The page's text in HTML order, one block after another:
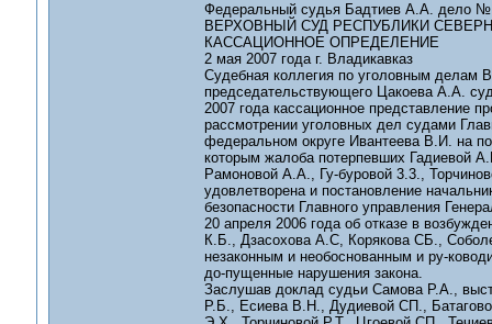
Федеральный судья Бадтиев А.А. дело №
ВЕРХОВНЫЙ СУД РЕСПУБЛИКИ
КАССАЦИОННОЕ ОПРЕДЕЛЕНИЕ
2 мая 2007 года г. Владикавказ
Судебная коллегия по уголовным делам
председательствующего Цакоева А.А.
2007 года кассационное представление
рассмотрении уголовных дел судами
федеральном округе Ивантеева В.И. на
которым жалоба потерпевших Гадиевой
Рамоновой А.А., Гу-буровой 3.3.,
удовлетворена и постановление
безопасности Главного управления
20 апреля 2006 года об отказе в
К.Б., Дзасохова А.С, Корякова СБ.,
незаконным и необоснованным и ру-
до-пущенные нарушения закона.
Заслушав доклад судьи Самова Р.А.,
Р.Б., Есиева В.Н., Дудиевой СП.,